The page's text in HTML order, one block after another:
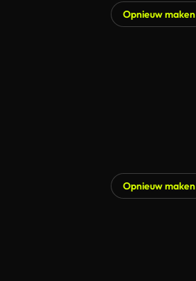
Opnieuw maken
Opnieuw maken